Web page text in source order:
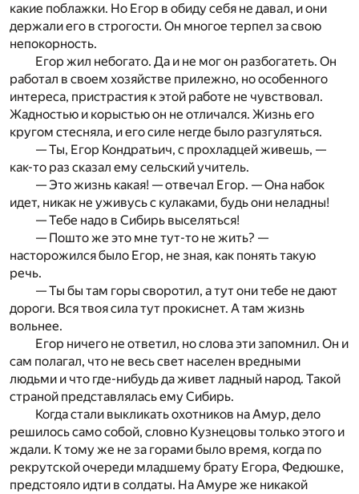
какие поблажки. Но Егор в обиду себя не давал, и они
держали его в строгости. Он многое терпел за свою
непокорность.
Егор жил небогато. Да и не мог он разбогатеть. Он
работал в своем хозяйстве прилежно, но особенного
интереса, пристрастия к этой работе не чувствовал.
Жадностью и корыстью он не отличался. Жизнь его
кругом стесняла, и его силе негде было разгуляться.
— Ты, Егор Кондратьич, с прохладцей живешь, —
как-то раз сказал ему сельский учитель.
— Это жизнь какая! — отвечал Егор. — Она набок
идет, никак не уживусь с кулаками, будь они неладны!
— Тебе надо в Сибирь выселяться!
— Пошто же это мне тут-то не жить? —
насторожился было Егор, не зная, как понять такую
речь.
— Ты бы там горы своротил, а тут они тебе не дают
дороги. Вся твоя сила тут прокиснет. А там жизнь
вольнее.
Егор ничего не ответил, но слова эти запомнил. Он и
сам полагал, что не весь свет населен вредными
людьми и что где-нибудь да живет ладный народ. Такой
страной представлялась ему Сибирь.
Когда стали выкликать охотников на Амур, дело
решилось само собой, словно Кузнецовы только этого и
ждали. К тому же не за горами было время, когда по
рекрутской очереди младшему брату Егора, Федюшке,
предстояло идти в солдаты. На Амуре же никакой